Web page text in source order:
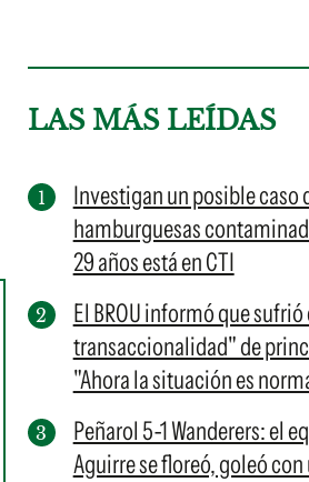
LAS MÁS LEÍDAS
Investigan un posible
hamburguesas
29 años está en CTI
El BROU informó que
transaccionalidad" de
"Ahora la situación es
Peñarol 5-1 Wanderers: el
Aguirre se floreó, goleó